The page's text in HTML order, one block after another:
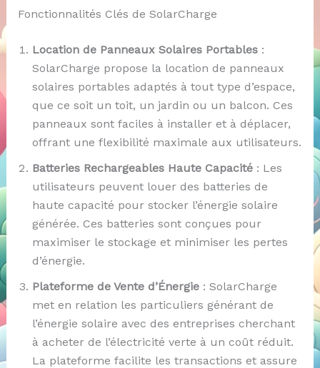
Fonctionnalités Clés de SolarCharge
Location de Panneaux Solaires Portables:
SolarCharge propose la location de panneaux
solaires portables adaptés à tout type d’espace,
que ce soit un toit, un jardin ou un balcon. Ces
panneaux sont faciles à installer et à déplacer,
offrant une flexibilité maximale aux utilisateurs.
Batteries Rechargeables Haute Capacité: Les
utilisateurs peuvent louer des batteries de
haute capacité pour stocker l’énergie solaire
générée. Ces batteries sont conçues pour
maximiser le stockage et minimiser les pertes
d’énergie.
Plateforme de Vente d’Énergie: SolarCharge
met en relation les particuliers générant de
l’énergie solaire avec des entreprises cherchant
à acheter de l’électricité verte à un coût réduit.
La plateforme facilite les transactions et assure